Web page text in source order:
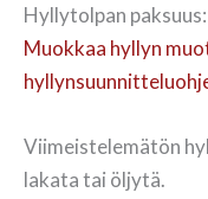
Hyllytolpan
Muokkaa hyllyn
Viimeistelemätön
lakata tai öljytä.